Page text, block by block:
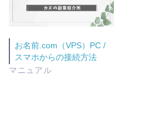
お名前.com（VPS）PC /
スマホからの接続方法
マニュアル